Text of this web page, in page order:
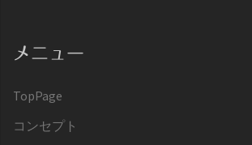
メニュー
TopPage
コンセプト